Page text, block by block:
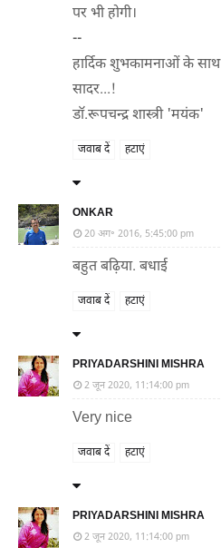
पर भी होगी।
--
हार्दिक शुभकामनाओं के साथ
सादर...!
डॉ.रूपचन्द्र शास्त्री 'मयंक'
जवाब दें हटाएं
ONKAR
20 अग॰ 2016, 5:45:00 pm
बहुत बढ़िया. बधाई
जवाब दें हटाएं
PRIYADARSHINI MISHRA
2 जून 2020, 11:14:00 pm
Very nice
जवाब दें हटाएं
PRIYADARSHINI MISHRA
2 जून 2020, 11:14:00 pm